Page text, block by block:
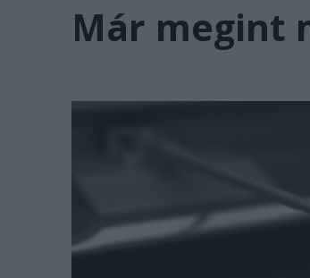
Már megint